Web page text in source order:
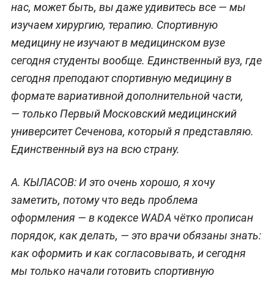
нас, может быть, вы даже удивитесь все — мы
изучаем хирургию, терапию. Спортивную
медицину не изучают в медицинском вузе
сегодня студенты вообще. Единственный вуз, где
сегодня преподают спортивную медицину в
формате вариативной дополнительной части,
— только Первый Московский медицинский
университет Сеченова, который я представляю.
Единственный вуз на всю страну.
А. КЫЛАСОВ: И это очень хорошо, я хочу
заметить, потому что ведь проблема
оформления — в кодексе WADA чётко прописан
порядок, как делать, — это врачи обязаны знать:
как оформить и как согласовывать, и сегодня
мы только начали готовить спортивную